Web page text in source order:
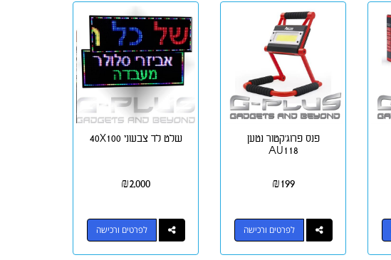
פנס פרוג'קטור נטען
AU118
₪199
לפרטים ורכישה
שלט לד צבעוני 40X100
₪2,000
לפרטים ורכישה